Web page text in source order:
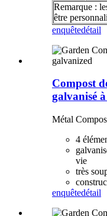
Remarque :
être
enquêtedétail
Compost
galvanisé
Métal
4
vie
très
enquêtedétail